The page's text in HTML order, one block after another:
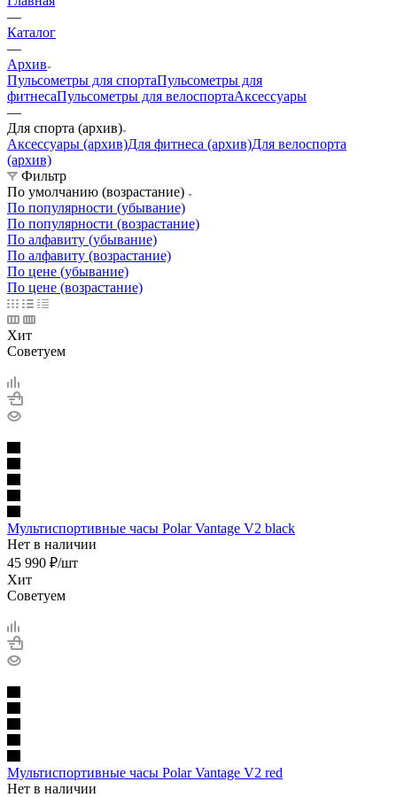
—
Каталог
—
Архив
Пульсометры для спортаПульсометры для
фитнесаПульсометры для велоспортаАксессуары
—
Для спорта (архив)
Аксессуары (архив)Для фитнеса (архив)Для велоспорта
(архив)
Фильтр
По умолчанию (возрастание)
По популярности (убывание)
По популярности (возрастание)
По алфавиту (убывание)
По алфавиту (возрастание)
По цене (убывание)
По цене (возрастание)
Хит
Советуем
Мультиспортивные часы Polar Vantage V2 black
Нет в наличии
45 990 ₽/шт
Хит
Советуем
Мультиспортивные часы Polar Vantage V2 red
Нет в наличии